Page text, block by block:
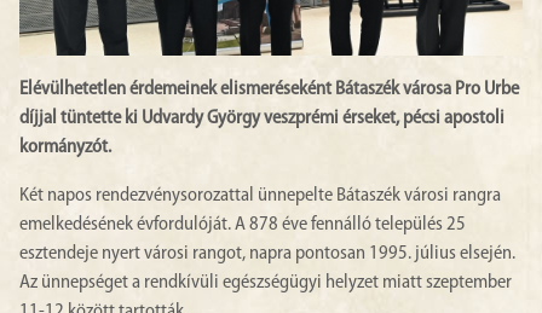
Elévülhetetlen érdemeinek elismeréseként Bátaszék városa Pro Urbe
díjjal tüntette ki Udvardy György veszprémi érseket, pécsi apostoli
kormányzót.
Két napos rendezvénysorozattal ünnepelte Bátaszék városi rangra
emelkedésének évfordulóját. A 878 éve fennálló település 25
esztendeje nyert városi rangot, napra pontosan 1995. július elsején.
Az ünnepséget a rendkívüli egészségügyi helyzet miatt szeptember